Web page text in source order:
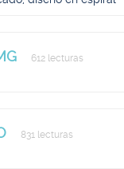
612 lecturas
831 lecturas